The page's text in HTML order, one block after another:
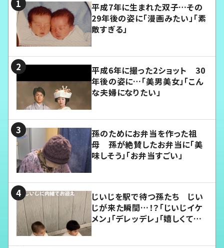
平成7年に生まれた双子…その
29年後の姿に「漫画みたい」「素
敵すぎる」
平成6年に撮った2ショット 30
年後の姿に…「美男美女」「こん
な夫婦になりたい」
孫のためにお弁当を作った祖
母 孫が絶賛したお弁当に「美
味しそう」「お弁当すごい」
じいじを駅で待つ孫たち じい
じが来た瞬間…！？「じいじイケ
メン」「デレッデレ」「嬉しくて可